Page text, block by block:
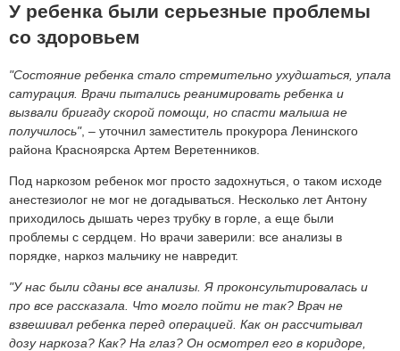
У ребенка были серьезные проблемы
со здоровьем
"Состояние ребенка стало стремительно ухудшаться, упала
сатурация. Врачи пытались реанимировать ребенка и
вызвали бригаду скорой помощи, но спасти малыша не
получилось", – уточнил заместитель прокурора Ленинского
района Красноярска Артем Веретенников.
Под наркозом ребенок мог просто задохнуться, о таком исходе
анестезиолог не мог не догадываться. Несколько лет Антону
приходилось дышать через трубку в горле, а еще были
проблемы с сердцем. Но врачи заверили: все анализы в
порядке, наркоз мальчику не навредит.
"У нас были сданы все анализы. Я проконсультировалась и
про все рассказала. Что могло пойти не так? Врач не
взвешивал ребенка перед операцией. Как он рассчитывал
дозу наркоза? Как? На глаз? Он осмотрел его в коридоре,